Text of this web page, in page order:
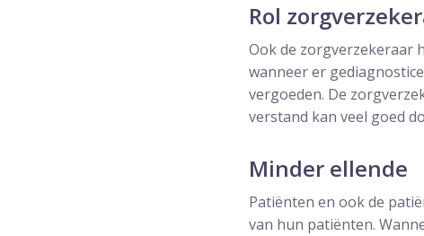
Rol
Ook de zorgverzekeraar
wanneer er
vergoeden. De
verstand kan veel goed
Minder ellende
Patiënten en ook de
van hun patiënten.